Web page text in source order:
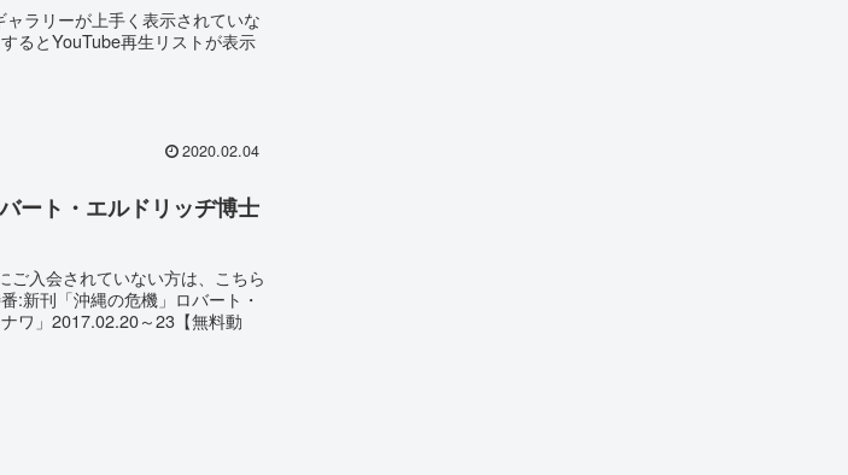
ラリーが上手く表示されていな
るとYouTube再生リストが表示
2020.02.04
ート・エルドリッヂ博士
ご入会されていない方は、こちら
:新刊「沖縄の危機」ロバート・
ワ」2017.02.20～23【無料動